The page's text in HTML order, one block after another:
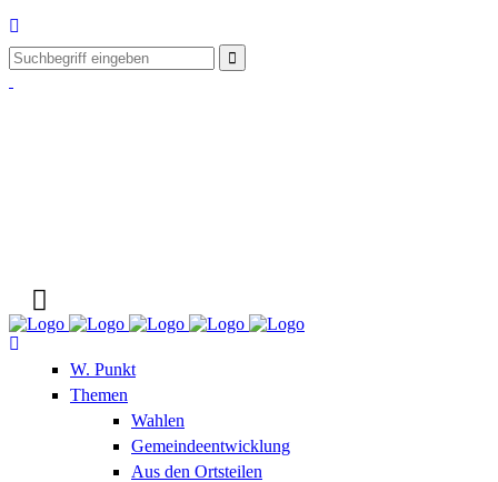
W. Punkt
Themen
Wahlen
Gemeindeentwicklung
Aus den Ortsteilen